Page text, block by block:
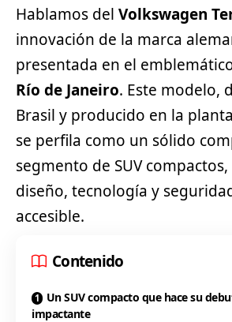
Hablamos del Volkswagen
innovación de la marca
presentada en el
Río de Janeiro. Este modelo,
Brasil y producido en la
se perfila como un sólido
segmento de SUV
diseño, tecnología y
accesible.
Contenido
Un SUV compacto que hace su
impactante